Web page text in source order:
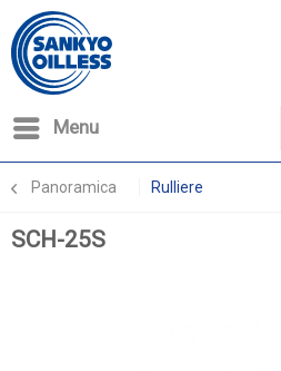
Menu
Panoramica Rulliere
SCH-25S